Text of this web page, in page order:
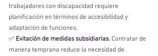
trabajadores con discapacidad requiere
planificación en términos de accesibilidad y
adaptación de funciones.
✅ Evitación de medidas subsidiarias. Contratar de
manera temprana reduce la necesidad de